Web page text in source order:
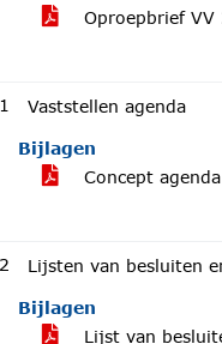
Oproepbrief
Vaststellen agenda
Bijlagen
Concept
Lijsten van besluiten
Bijlagen
Lijst van